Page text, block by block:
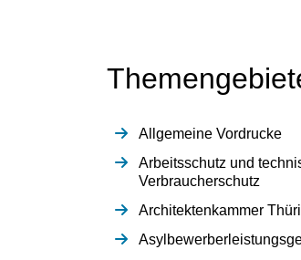
Allgemeine Vordrucke
Arbeitsschutz und
Verbraucherschutz
Architektenkammer